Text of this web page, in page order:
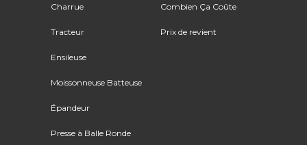
Charrue
Tracteur
Ensileuse
Moissonneuse Batteuse
Épandeur
Presse à Balle Ronde
Combien Ça Coûte
Prix de revient